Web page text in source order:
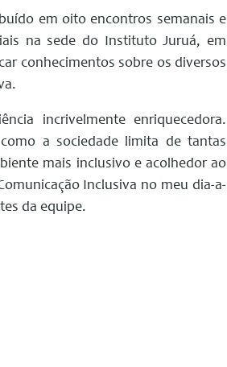
em oito encontros semanais e
na sede do Instituto Juruá, em
conhecimentos sobre os diversos
incrivelmente enriquecedora.
a sociedade limita de tantas
mais inclusivo e acolhedor ao
Inclusiva no meu dia-a-
da equipe.